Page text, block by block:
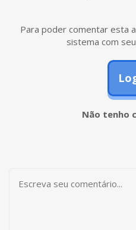
Para poder comentar esta
sistema com
Não tenho